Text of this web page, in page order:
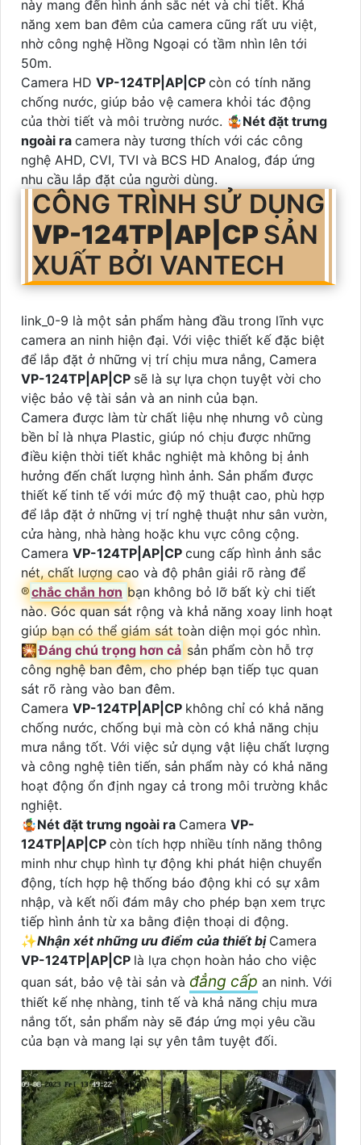
này mang đến hình ảnh sắc nét và chi tiết. Khả
năng xem ban đêm của camera cũng rất ưu việt,
nhờ công nghệ Hồng Ngoại có tầm nhìn lên tới
50m.
Camera HD VP-124TP|AP|CP còn có tính năng
chống nước, giúp bảo vệ camera khỏi tác động
của thời tiết và môi trường nước. 🤹Nét đặt trưng
ngoài ra camera này tương thích với các công
nghệ AHD, CVI, TVI và BCS HD Analog, đáp ứng
nhu cầu lắp đặt của người dùng.
CÔNG TRÌNH SỬ DỤNG
VP-124TP|AP|CPSẢN
XUẤT BỞI VANTECH
link_0-9 là một sản phẩm hàng đầu trong lĩnh vực
camera an ninh hiện đại. Với việc thiết kế đặc biệt
để lắp đặt ở những vị trí chịu mưa nắng, Camera
VP-124TP|AP|CP sẽ là sự lựa chọn tuyệt vời cho
việc bảo vệ tài sản và an ninh của bạn.
Camera được làm từ chất liệu nhẹ nhưng vô cùng
bền bỉ là nhựa Plastic, giúp nó chịu được những
điều kiện thời tiết khắc nghiệt mà không bị ảnh
hưởng đến chất lượng hình ảnh. Sản phẩm được
thiết kế tinh tế với mức độ mỹ thuật cao, phù hợp
để lắp đặt ở những vị trí nghệ thuật như sân vườn,
cửa hàng, nhà hàng hoặc khu vực công cộng.
Camera VP-124TP|AP|CP cung cấp hình ảnh sắc
nét, chất lượng cao và độ phân giải rõ ràng để
®️chắc chắn hơn bạn không bỏ lỡ bất kỳ chi tiết
nào. Góc quan sát rộng và khả năng xoay linh hoạt
giúp bạn có thể giám sát toàn diện mọi góc nhìn.
🎇Đáng chú trọng hơn cả sản phẩm còn hỗ trợ
công nghệ ban đêm, cho phép bạn tiếp tục quan
sát rõ ràng vào ban đêm.
Camera VP-124TP|AP|CP không chỉ có khả năng
chống nước, chống bụi mà còn có khả năng chịu
mưa nắng tốt. Với việc sử dụng vật liệu chất lượng
và công nghệ tiên tiến, sản phẩm này có khả năng
hoạt động ổn định ngay cả trong môi trường khắc
nghiệt.
🤹Nét đặt trưng ngoài ra Camera VP-
124TP|AP|CP còn tích hợp nhiều tính năng thông
minh như chụp hình tự động khi phát hiện chuyển
động, tích hợp hệ thống báo động khi có sự xâm
nhập, và kết nối đám mây cho phép bạn xem trực
tiếp hình ảnh từ xa bằng điện thoại di động.
✨Nhận xét những ưu điểm của thiết bị Camera
VP-124TP|AP|CP là lựa chọn hoàn hảo cho việc
quan sát, bảo vệ tài sản và đẳng cấp an ninh. Với
thiết kế nhẹ nhàng, tinh tế và khả năng chịu mưa
nắng tốt, sản phẩm này sẽ đáp ứng mọi yêu cầu
của bạn và mang lại sự yên tâm tuyệt đối.